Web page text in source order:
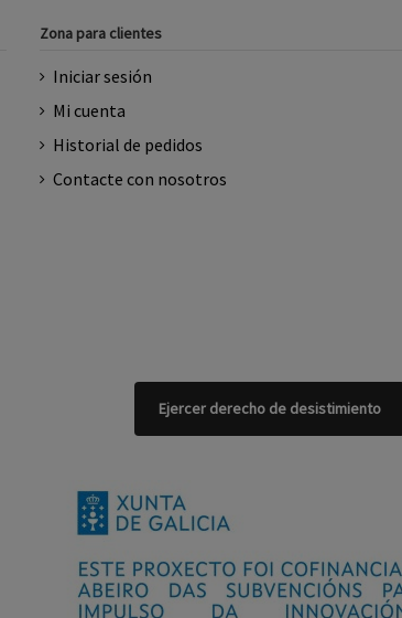
Zona para clientes
Iniciar sesión
Mi cuenta
Historial de pedidos
Contacte con nosotros
Ejercer derecho de desistimiento